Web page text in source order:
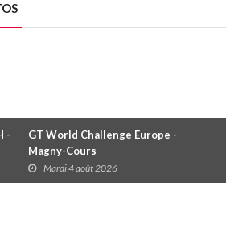
-
GT World Challenge Europe -
Magny-Cours
Mardi 4 août 2026